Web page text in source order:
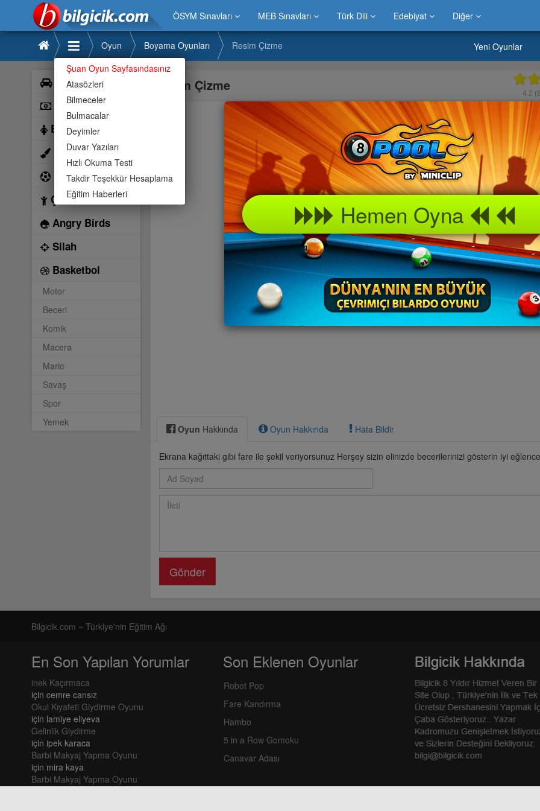
ÖSYM Sınavları MEB Sınavları Türk Dili Edebiyat Diğer
Şuan Oyun Sayfasındasınız
Atasözleri
Bilmeceler
Bulmacalar
Deyimler
Duvar Yazıları
Hızlı Okuma Testi
Takdir Teşekkür Hesaplama
Eğitim Haberleri
Oyun Boyama Oyunları Resim Çizme Yeni Oyunlar
Araba
Bilardo
Barbie
Boyama
Futbol
Çocuk
Angry Birds
Silah
Basketbol
Motor
Beceri
Komik
Macera
Mario
Savaş
Spor
Yemek
Resim Çizme 4.2
Oyun Hakkında Oyun Hakkında Hata Bildir
Ekrana kağıttaki gibi fare ile şekil veriyorsunuz Herşey sizin elinizde becerilerinizi gösterin iyi
Gönder
Bilgicik.com ~ Türkiye'nin Eğitim Ağı
En Son Yapılan Yorumlar
inek Kaçırmaca
için cemre cansız
Okul Kıyafeti Giydirme Oyunu
için lamiye eliyeva
Gelinlik Giydirme
için ipek karaca
Barbi Makyaj Yapma Oyunu
için mira kaya
Barbi Makyaj Yapma Oyunu
Son Eklenen Oyunlar
Robot Pop
Fare Kandırma
Hambo
5 in a Row Gomoku
Canavar Adası
Hemen Oyna